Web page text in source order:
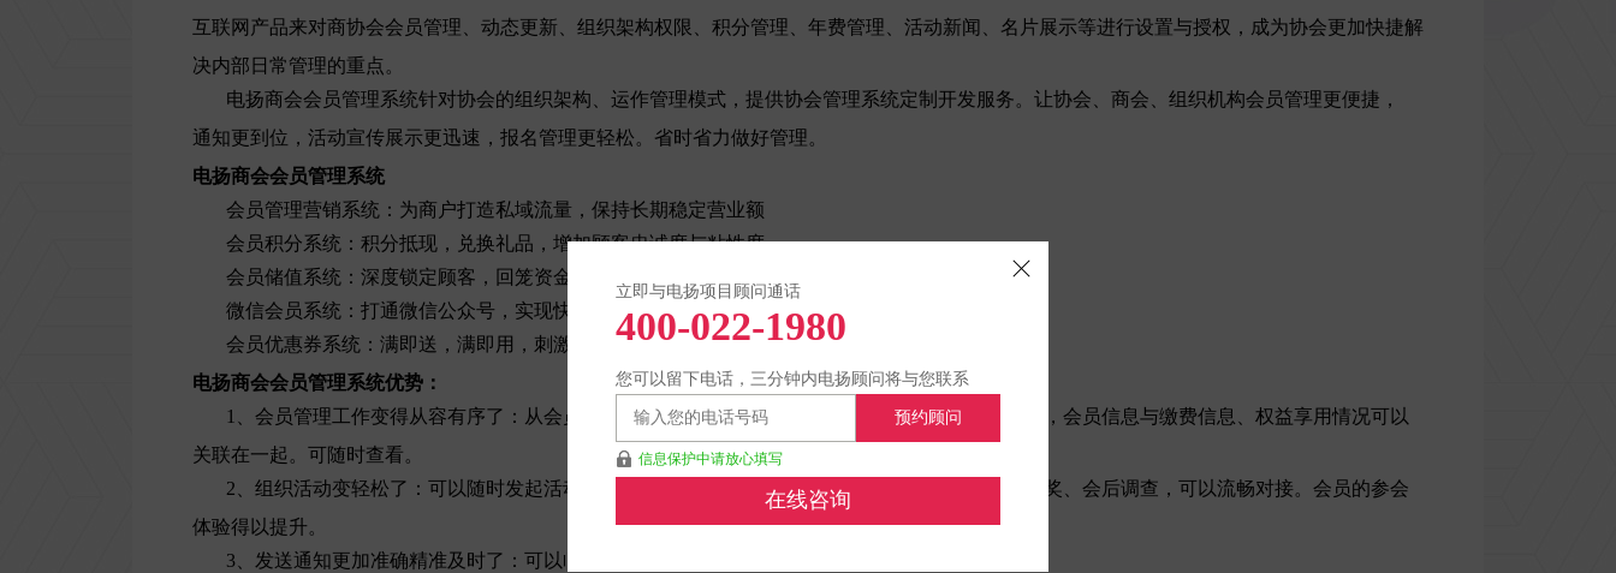
互联网产品来对商协会会员管理、动态更新、组织架构权限、积分管理、年费管理、活动新闻、名片展示等进行设置与授权，成为协会更加快捷解
决内部日常管理的重点。
电扬商会会员管理系统针对协会的组织架构、运作管理模式，提供协会管理系统定制开发服务。让协会、商会、组织机构会员管理更便捷，
通知更到位，活动宣传展示更迅速，报名管理更轻松。省时省力做好管理。
电扬商会会员管理系统
会员管理营销系统：为商户打造私域流量，保持长期稳定营业额
会员积分系统：积分抵现，兑换礼品，增加顾客忠诚度与粘性度
会员储值系统：深度锁定顾客，回笼资金，提升顾客回头率
微信会员系统：打通微信公众号，实现快速精准吸粉
会员优惠券系统：满即送，满即用，刺激顾客回头消费与提高客单价
电扬商会会员管理系统优势：
1、会员管理工作变得从容有序了：从会员入会、审核、缴费流程通畅，会员信息的增删改查便捷，会员信息与缴费信息、权益享用情况可以
关联在一起。可随时查看。
2、组织活动变轻松了：可以随时发起活动，微信公号上同步体现，会员报名、现场签到、现场抽奖、会后调查，可以流畅对接。会员的参会
体验得以提升。
3、发送通知更加准确精准及时了：可以临时发、也可以定时发。可以群发、也可以分类发送。
立即与电扬项目顾问通话
400-022-1980
您可以留下电话，三分钟内电扬顾问将与您联系
预约顾问
信息保护中请放心填写
在线咨询